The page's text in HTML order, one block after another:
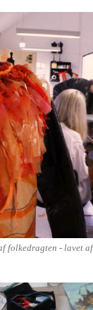
folkedragten - lavet